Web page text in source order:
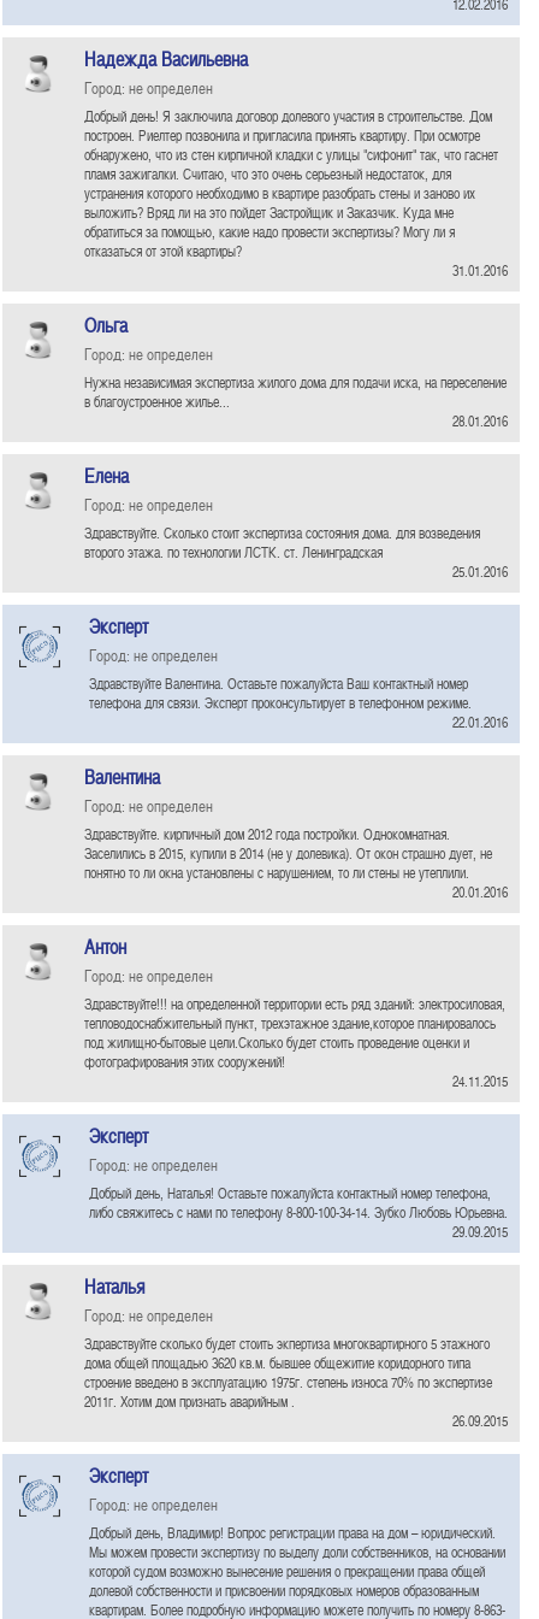
Надежда Васильевна
Город: не определен
Добрый день! Я заключила договор долевого участия в строительстве. Дом
построен. Риелтер позвонила и пригласила принять квартиру. При осмотре
обнаружено, что из стен кирпичной кладки с улицы "сифонит" так, что гаснет
пламя зажигалки. Считаю, что это очень серьезный недостаток, для
устранения которого необходимо в квартире разобрать стены и заново их
выложить? Вряд ли на это пойдет Застройщик и Заказчик. Куда мне
обратиться за помощью, какие надо провести экспертизы? Могу ли я
отказаться от этой квартиры?
31.01.2016
Ольга
Город: не определен
Нужна независимая экспертиза жилого дома для подачи иска, на переселение
в благоустроенное жилье...
28.01.2016
Елена
Город: не определен
Здравствуйте. Сколько стоит экспертиза состояния дома. для возведения
второго этажа. по технологии ЛСТК. ст. Ленинградская
25.01.2016
Эксперт
Город: не определен
Здравствуйте Валентина. Оставьте пожалуйста Ваш контактный номер
телефона для связи. Эксперт проконсультирует в телефонном режиме.
22.01.2016
Валентина
Город: не определен
Здравствуйте. кирпичный дом 2012 года постройки. Однокомнатная.
Заселились в 2015, купили в 2014 (не у долевика). От окон страшно дует, не
понятно то ли окна установлены с нарушением, то ли стены не утеплили.
20.01.2016
Антон
Город: не определен
Здравствуйте!!! на определенной территории есть ряд зданий: электросиловая,
тепловодоснабжительный пункт, трехэтажное здание,которое планировалось
под жилищно-бытовые цели.Сколько будет стоить проведение оценки и
фотографирования этих сооружений!
24.11.2015
Эксперт
Город: не определен
Добрый день, Наталья! Оставьте пожалуйста контактный номер телефона,
либо свяжитесь с нами по телефону 8-800-100-34-14. Зубко Любовь Юрьевна.
29.09.2015
Наталья
Город: не определен
Здравствуйте сколько будет стоить экпертиза многоквартирного 5 этажного
дома общей площадью 3620 кв.м. бывшее общежитие коридорного типа
строение введено в эксплуатацию 1975г. степень износа 70% по экспертизе
2011г. Хотим дом признать аварийным .
26.09.2015
Эксперт
Город: не определен
Добрый день, Владимир! Вопрос регистрации права на дом – юридический.
Мы можем провести экспертизу по выделу доли собственников, на основании
которой судом возможно вынесение решения о прекращении права общей
долевой собственности и присвоении порядковых номеров образованным
квартирам. Более подробную информацию можете получить по номеру 8-863-